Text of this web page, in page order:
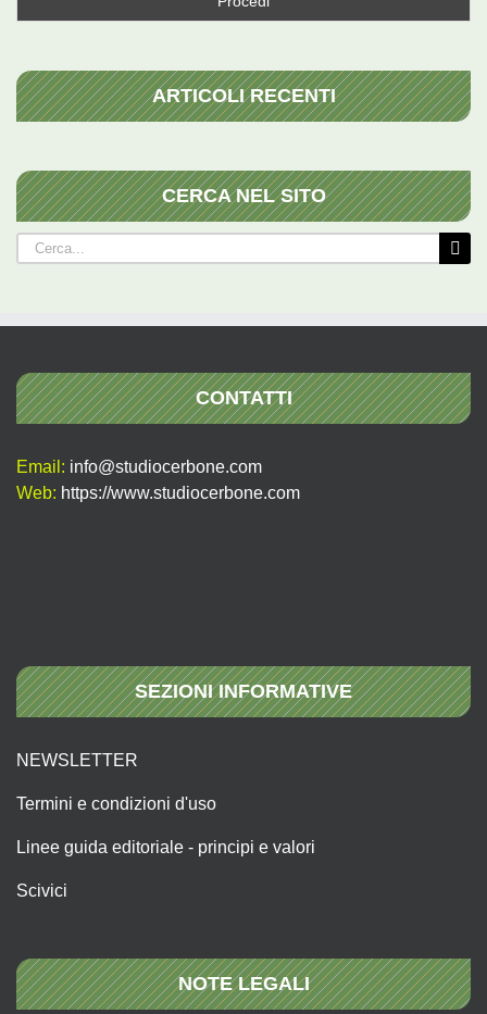
ARTICOLI RECENTI
CERCA NEL SITO
Cerca
per:
CONTATTI
Email: info@studiocerbone.com
Web: https://www.studiocerbone.com
SEZIONI INFORMATIVE
NEWSLETTER
Termini e condizioni d'uso
Linee guida editoriale - principi e valori
Scivici
NOTE LEGALI